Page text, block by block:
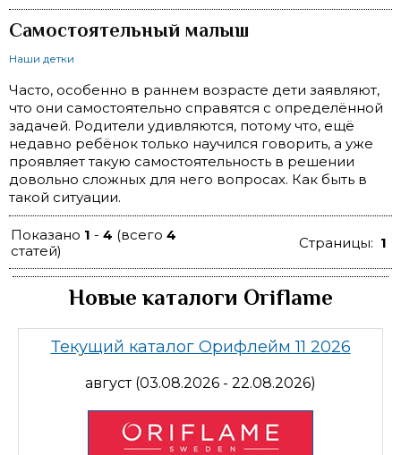
Самостоятельный малыш
Наши детки
Часто, особенно в раннем возрасте дети заявляют,
что они самостоятельно справятся с определённой
задачей. Родители удивляются, потому что, ещё
недавно ребёнок только научился говорить, а уже
проявляет такую самостоятельность в решении
довольно сложных для него вопросах. Как быть в
такой ситуации.
Показано 1 - 4 (всего 4
статей)
Страницы: 1
Новые каталоги Oriflame
Текущий каталог Орифлейм 11 2026
август (03.08.2026 - 22.08.2026)